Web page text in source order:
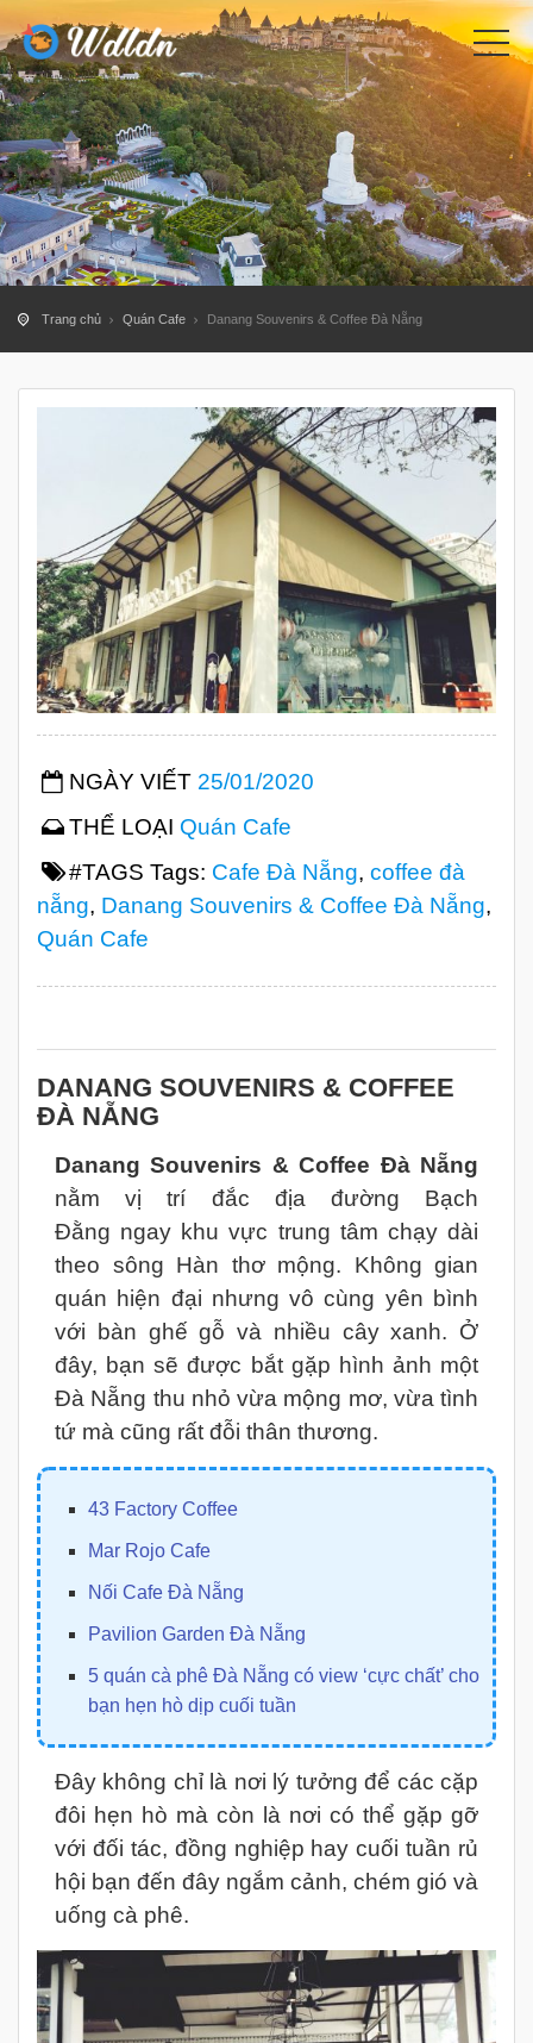
Trang chủ Quán Cafe Danang Souvenirs & Coffee Đà Nẵng
NGÀY VIẾT 25/01/2020
THỂ LOẠI Quán Cafe
#TAGS Tags: Cafe Đà Nẵng, coffee đà
nẵng, Danang Souvenirs & Coffee Đà Nẵng,
Quán Cafe
DANANG SOUVENIRS & COFFEE
ĐÀ NẴNG
Danang Souvenirs & Coffee Đà Nẵng
nằm vị trí đắc địa đường Bạch
Đằng ngay khu vực trung tâm chạy dài
theo sông Hàn thơ mộng. Không gian
quán hiện đại nhưng vô cùng yên bình
với bàn ghế gỗ và nhiều cây xanh. Ở
đây, bạn sẽ được bắt gặp hình ảnh một
Đà Nẵng thu nhỏ vừa mộng mơ, vừa tình
tứ mà cũng rất đỗi thân thương.
43 Factory Coffee
Mar Rojo Cafe
Nối Cafe Đà Nẵng
Pavilion Garden Đà Nẵng
5 quán cà phê Đà Nẵng có view ‘cực chất’ cho
bạn hẹn hò dịp cuối tuần
Đây không chỉ là nơi lý tưởng để các cặp
đôi hẹn hò mà còn là nơi có thể gặp gỡ
với đối tác, đồng nghiệp hay cuối tuần rủ
hội bạn đến đây ngắm cảnh, chém gió và
uống cà phê.